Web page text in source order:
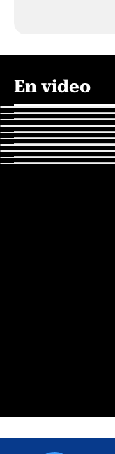
En video